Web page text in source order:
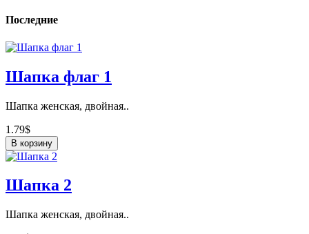
Последние
Шапка флаг 1
Шапка женская, двойная..
1.79$
В корзину
Шапка 2
Шапка женская, двойная..